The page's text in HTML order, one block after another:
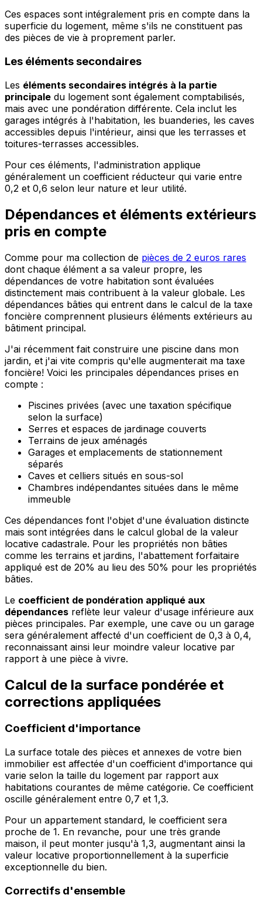
Ces espaces sont intégralement pris en compte dans la
superficie du logement, même s'ils ne constituent pas
des pièces de vie à proprement parler.
Les éléments secondaires
Les éléments secondaires intégrés à la partie
principale du logement sont également comptabilisés,
mais avec une pondération différente. Cela inclut les
garages intégrés à l'habitation, les buanderies, les caves
accessibles depuis l'intérieur, ainsi que les terrasses et
toitures-terrasses accessibles.
Pour ces éléments, l'administration applique
généralement un coefficient réducteur qui varie entre
0,2 et 0,6 selon leur nature et leur utilité.
Dépendances et éléments extérieurs
pris en compte
Comme pour ma collection de pièces de 2 euros rares
dont chaque élément a sa valeur propre, les
dépendances de votre habitation sont évaluées
distinctement mais contribuent à la valeur globale. Les
dépendances bâties qui entrent dans le calcul de la taxe
foncière comprennent plusieurs éléments extérieurs au
bâtiment principal.
J'ai récemment fait construire une piscine dans mon
jardin, et j'ai vite compris qu'elle augmenterait ma taxe
foncière! Voici les principales dépendances prises en
compte :
Piscines privées (avec une taxation spécifique
selon la surface)
Serres et espaces de jardinage couverts
Terrains de jeux aménagés
Garages et emplacements de stationnement
séparés
Caves et celliers situés en sous-sol
Chambres indépendantes situées dans le même
immeuble
Ces dépendances font l'objet d'une évaluation distincte
mais sont intégrées dans le calcul global de la valeur
locative cadastrale. Pour les propriétés non bâties
comme les terrains et jardins, l'abattement forfaitaire
appliqué est de 20% au lieu des 50% pour les propriétés
bâties.
Le coefficient de pondération appliqué aux
dépendances reflète leur valeur d'usage inférieure aux
pièces principales. Par exemple, une cave ou un garage
sera généralement affecté d'un coefficient de 0,3 à 0,4,
reconnaissant ainsi leur moindre valeur locative par
rapport à une pièce à vivre.
Calcul de la surface pondérée et
corrections appliquées
Coefficient d'importance
La surface totale des pièces et annexes de votre bien
immobilier est affectée d'un coefficient d'importance qui
varie selon la taille du logement par rapport aux
habitations courantes de même catégorie. Ce coefficient
oscille généralement entre 0,7 et 1,3.
Pour un appartement standard, le coefficient sera
proche de 1. En revanche, pour une très grande
maison, il peut monter jusqu'à 1,3, augmentant ainsi la
valeur locative proportionnellement à la superficie
exceptionnelle du bien.
Correctifs d'ensemble